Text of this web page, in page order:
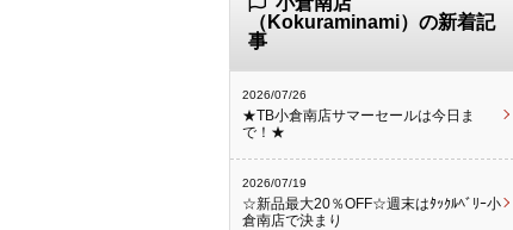
（Kokuraminami）の新着記
事
2026/07/26
★TB小倉南店サマーセールは今日ま
で！★
2026/07/19
☆新品最大20％OFF☆週末はﾀｯｸﾙﾍﾞﾘｰ小
倉南店で決まり